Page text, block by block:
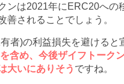
ンは2021年にERC20への
善されることでしょう。
者)の利益損失を避けると
含め、今後ザイフトーク
大いにありそう ですね。